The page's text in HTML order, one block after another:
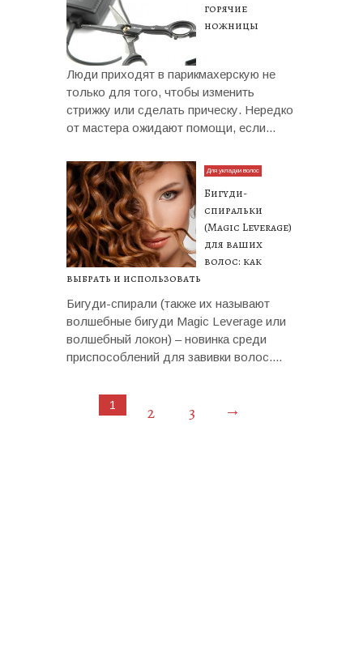
горячие
ножницы
Люди приходят в парикмахерскую не
только для того, чтобы изменить
стрижку или сделать прическу. Нередко
от мастера ожидают помощи, если...
Для укладки волос
Бигуди-
спиральки
(Magic Leverage)
для ваших
волос: как
выбрать и использовать
Бигуди-спирали (также их называют
волшебные бигуди Magic Leverage или
волшебный локон) – новинка среди
приспособлений для завивки волос....
1 2 3 →